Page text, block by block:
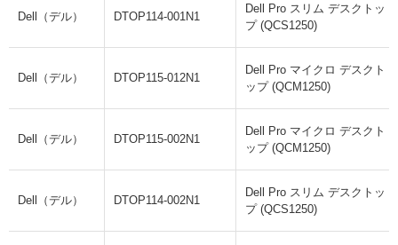
Dell（デル） DTOP114-001N1
Dell Pro スリム デスクトッ
プ (QCS1250)
Dell（デル） DTOP115-012N1
Dell Pro マイクロ デスクト
ップ (QCM1250)
Dell（デル） DTOP115-002N1
Dell Pro マイクロ デスクト
ップ (QCM1250)
Dell（デル） DTOP114-002N1
Dell Pro スリム デスクトッ
プ (QCS1250)